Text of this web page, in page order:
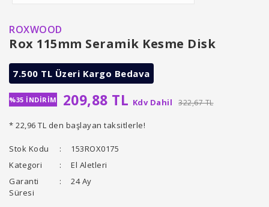
ROXWOOD
Rox 115mm Seramik Kesme Disk
7.500 TL Üzeri Kargo Bedava
%35 İNDİRİM 209,88 TL Kdv Dahil 322,67 TL
* 22,96 TL den başlayan taksitlerle!
Stok Kodu
153ROX0175
Kategori
El Aletleri
Garanti
Süresi
24 Ay